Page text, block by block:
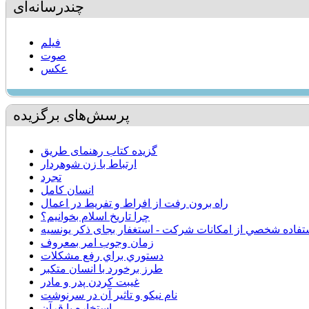
چندرسانه‌ای
فیلم
صوت
عکس
پرسش‌های برگزیده
گزیده کتاب رهنمای طریق
ارتباط با زن شوهردار
تجرد
انسان كامل
راه برون رفت از افراط و تفريط در اعمال
چرا تاریخ اسلام بخوانیم؟
شخصي از امكانات شركت - استغفار بجای ذکر یونسیه
زمان وجوب امر بمعروف
دستوري براي رفع مشكلات
طرز برخورد با انسان متکبر
غیبت کردن پدر و مادر
نام نیکو و تاثیر آن در سرنوشت